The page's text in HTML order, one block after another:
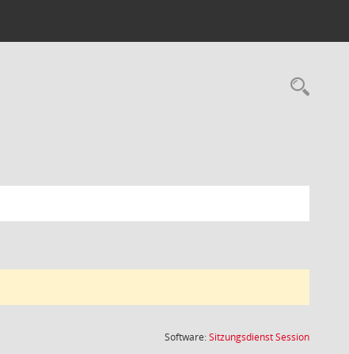
Software:SitzungsdienstSession(Wird in